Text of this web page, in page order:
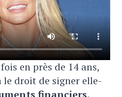
en près de 14 ans,
le droit de signer elle-
financiers.